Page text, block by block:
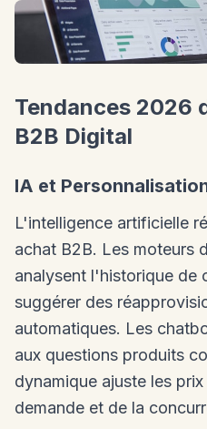
Tendances 2026
B2B Digital
IA et
L'intelligence artificielle
achat B2B. Les moteurs
analysent l'historique de
suggérer des
automatiques. Les
aux questions produits
dynamique ajuste les
demande et de la